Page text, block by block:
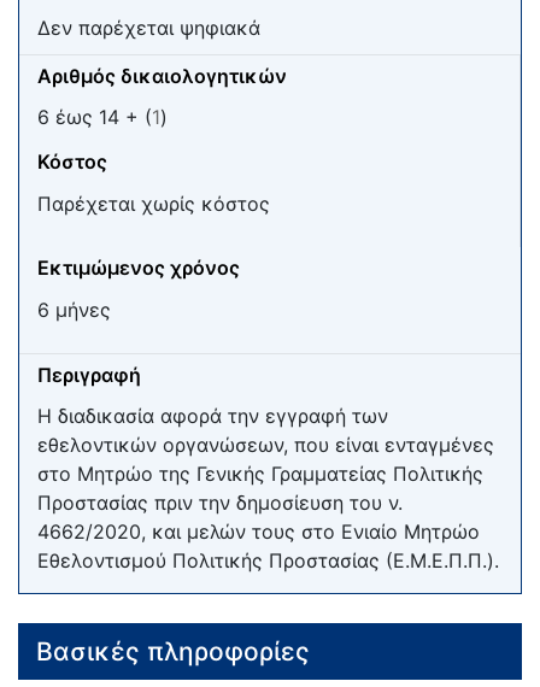
Δεν παρέχεται ψηφιακά
Αριθμός δικαιολογητικών
6 έως 14 + (1)
Κόστος
Παρέχεται χωρίς κόστος
Εκτιμώμενος χρόνος
6 μήνες
Περιγραφή
Η διαδικασία αφορά την εγγραφή των
εθελοντικών οργανώσεων, που είναι ενταγμένες
στο Μητρώο της Γενικής Γραμματείας Πολιτικής
Προστασίας πριν την δημοσίευση του ν.
4662/2020, και μελών τους στο Ενιαίο Μητρώο
Εθελοντισμού Πολιτικής Προστασίας (Ε.Μ.Ε.Π.Π.).
Βασικές πληροφορίες